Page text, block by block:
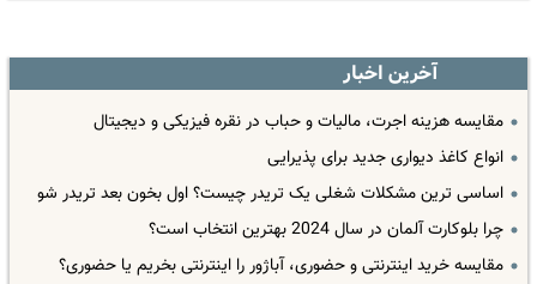
آخرین اخبار
مقایسه هزینه اجرت، مالیات و حباب در نقره فیزیکی و دیجیتال
انواع کاغذ دیواری جدید برای پذیرایی
اساسی ترین مشکلات شغلی یک تریدر چیست؟ اول بخون بعد تریدر شو
چرا بلوکارت آلمان در سال 2024 بهترین انتخاب است؟
مقایسه خرید اینترنتی و حضوری، آباژور را اینترنتی بخریم یا حضوری؟